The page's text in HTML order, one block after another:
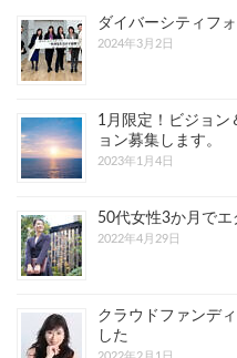
ダイバーシティフ
2024年3月2日
1月限定！ビジョン
ョン募集します。
2023年1月4日
50代女性3か月でエ
2022年4月29日
クラウドファンデ
した